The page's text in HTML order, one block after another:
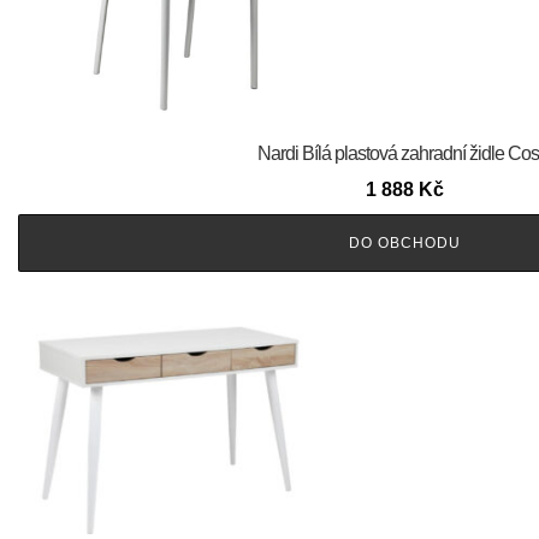
Nardi Bílá plastová zahradní židle
1 888 Kč
DO OBCHODU